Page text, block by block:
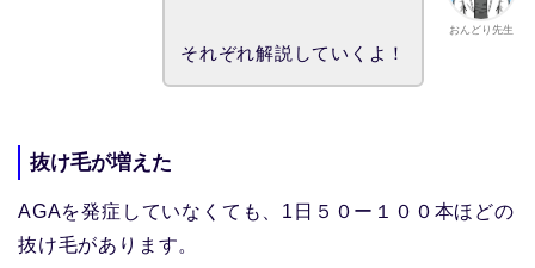
おんどり先生
それぞれ解説していくよ！
抜け毛が増えた
AGAを発症していなくても、1日５０ー１００本ほどの
抜け毛があります。